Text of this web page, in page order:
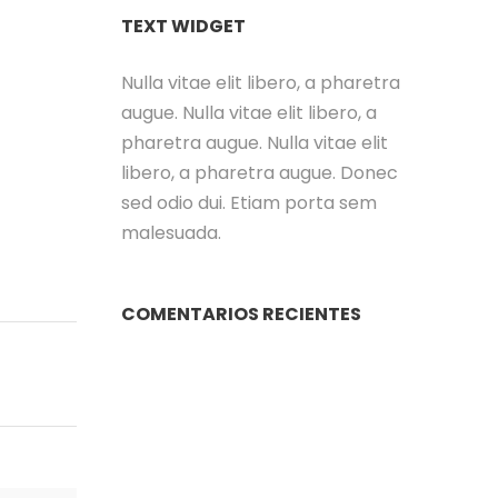
TEXT WIDGET
Nulla vitae elit libero, a pharetra
augue. Nulla vitae elit libero, a
pharetra augue. Nulla vitae elit
libero, a pharetra augue. Donec
sed odio dui. Etiam porta sem
malesuada.
COMENTARIOS RECIENTES